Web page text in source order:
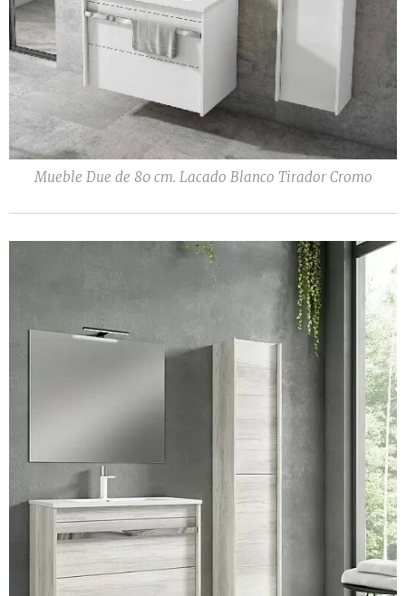
Mueble Due de 80 cm. Lacado Blanco Tirador Cromo